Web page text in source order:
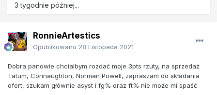
3 tygodnie później...
RonnieArtestics
Opublikowano 28 Listopada 2021
Dobra panowie chcialbym rozdać moje 3pts rzuty, na sprzedaż
Tatum, Connaughton, Norman Powell, zapraszam do składania
ofert, szukam głównie asyst i fg% oraz ft% nie może mi spaść